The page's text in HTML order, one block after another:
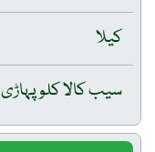
کیلا
سیب کالا کلو پہاڑی